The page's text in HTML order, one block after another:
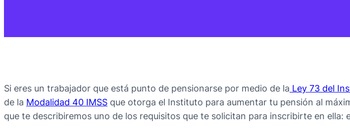
Si eres un trabajador que está punto de pensionarse por medio de la Ley 73 del
de la Modalidad 40 IMSS que otorga el Instituto para aumentar tu pensión al
que te describiremos uno de los requisitos que te solicitan para inscribirte en ella: